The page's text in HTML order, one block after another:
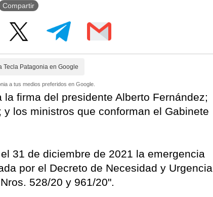
Compartir
Tecla Patagonia en Google
a tus medios preferidos en Google.
firma del presidente Alberto Fernández;
los ministros que conforman el Gabinete
31 de diciembre de 2021 la emergencia
por el Decreto de Necesidad y Urgencia
528/20 y 961/20".